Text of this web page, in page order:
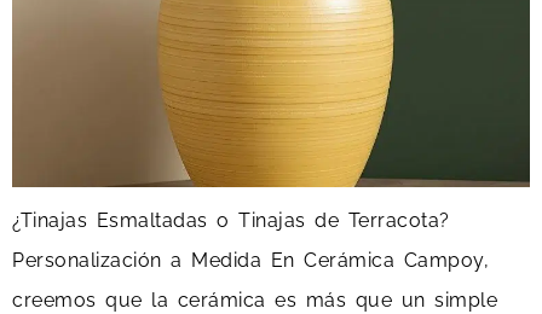
¿Tinajas Esmaltadas o Tinajas de Terracota?
Personalización a Medida En Cerámica Campoy,
creemos que la cerámica es más que un simple